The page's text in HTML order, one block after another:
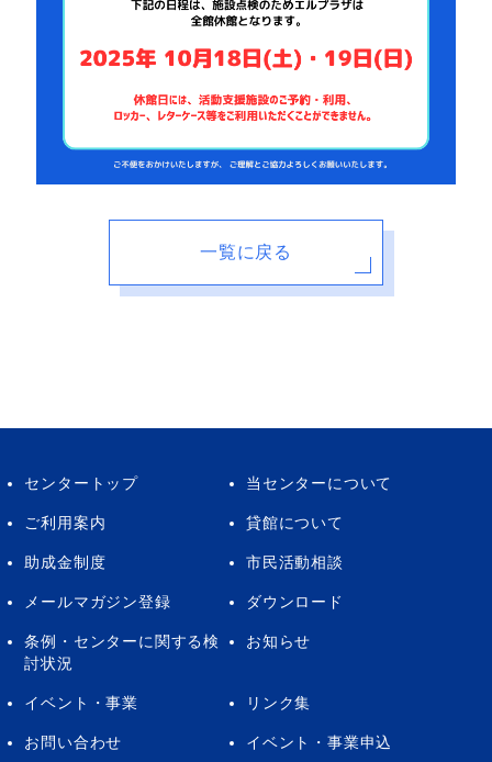
一覧に戻る
センタートップ 当センターについて
ご利用案内 貸館について
助成金制度 市民活動相談
メールマガジン登録 ダウンロード
条例・センターに関する検
討状況
お知らせ
イベント・事業 リンク集
お問い合わせ イベント・事業申込